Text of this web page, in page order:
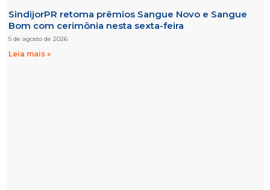
SindijorPR retoma prêmios Sangue Novo e Sangue
Bom com cerimônia nesta sexta-feira
5 de agosto de 2026
Leia mais »